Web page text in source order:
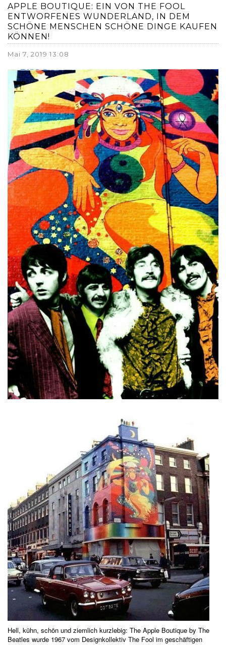
APPLE BOUTIQUE: EIN VON THE FOOL
ENTWORFENES WUNDERLAND, IN DEM
SCHÖNE MENSCHEN SCHÖNE DINGE KAUFEN
KÖNNEN!
Mai 7, 2019 13:08
Hell, kühn, schön und ziemlich kurzlebig: The Apple Boutique by The
Beatles wurde 1967 vom Designkollektiv The Fool im geschäftigen